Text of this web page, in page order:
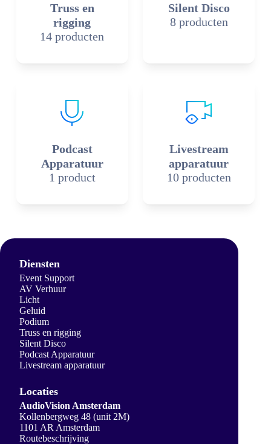
Truss en
rigging
14 producten
Silent Disco
8 producten
Podcast
Apparatuur
1 product
Livestream
apparatuur
10 producten
Diensten
Event Support
AV Verhuur
Licht
Geluid
Podium
Truss en rigging
Silent Disco
Podcast Apparatuur
Livestream apparatuur
Locaties
AudioVision Amsterdam
Kollenbergweg 48 (unit 2M)
1101 AR Amsterdam
Routebeschrijving